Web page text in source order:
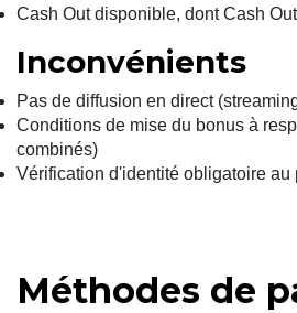
Cash Out disponible, dont Cash
Inconvénients
Pas de diffusion en direct
Conditions de mise du bonus à
combinés)
Vérification d'identité obligatoire au
Méthodes de